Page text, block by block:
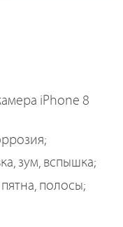
iPhone 8
зум, вспышка;
полосы;